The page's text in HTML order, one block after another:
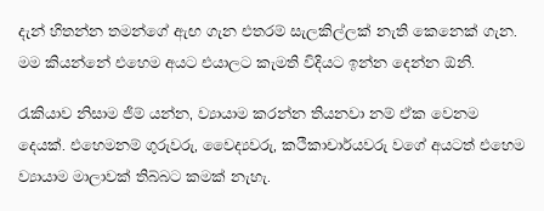
දැන් හිතන්න තමන්ගේ ඇඟ ගැන එතරම් සැලකිල්ලක් නැති කෙනෙක් ගැන.
මම කියන්නේ එහෙම අයට එයාලට කැමති විදියට ඉන්න දෙන්න ඕනි.
රැකියාව නිසාම ජිම් යන්න, ව්‍යායාම කරන්න තියනවා නම් ඒක වෙනම
දෙයක්. එහෙමනම් ගුරුවරු, වෛද්‍යවරු, කථිකාචාර්යවරු වගේ අයටත් එහෙම
ව්‍යායාම මාලාවක් තිබ්බට කමක් නැහැ.